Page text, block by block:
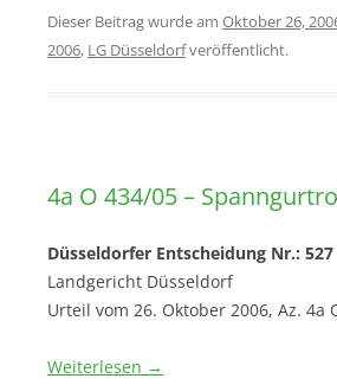
Dieser Beitrag wurde am Oktober 26,
2006, LG Düsseldorfveröffentlicht.
4a O 434/05 –
Düsseldorfer Entscheidung Nr.: 527
Landgericht Düsseldorf
Urteil vom 26. Oktober 2006, Az. 4a
Weiterlesen →